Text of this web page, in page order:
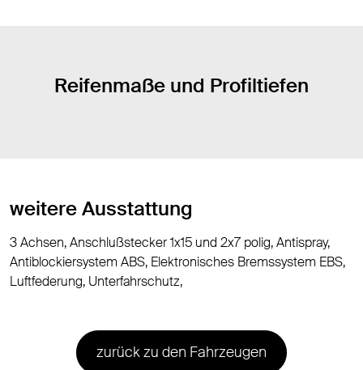
Reifenmaße und Profiltiefen
weitere Ausstattung
3 Achsen, Anschlußstecker 1x15 und 2x7 polig, Antispray,
Antiblockiersystem ABS, Elektronisches Bremssystem EBS,
Luftfederung, Unterfahrschutz,
zurück zu den Fahrzeugen